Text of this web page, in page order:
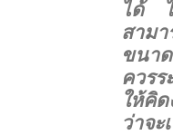
ได้ ไ
สาม
ขนา
ควร
ให้คิ
ว่าจ